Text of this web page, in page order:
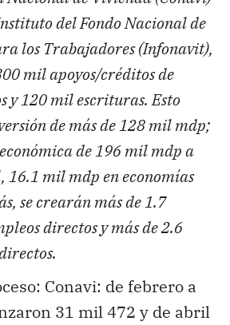
del Fondo Nacional de
los Trabajadores (Infonavit),
mil apoyos/créditos de
y 120 mil escrituras. Esto
de más de 128 mil mdp;
de 196 mil mdp a
16.1 mil mdp en economías
se crearán más de 1.7
directos y más de 2.6
Conavi: de febrero a
31 mil 472 y de abril